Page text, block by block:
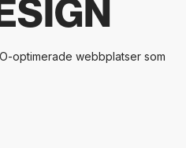
optimerade webbplatser som